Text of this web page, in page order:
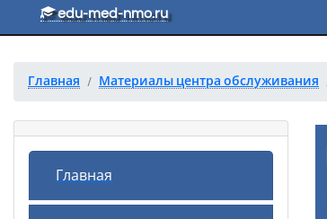
Перейти к основному тексту
edu-med-nmo.ru
Главная Материалы центра обслуживания
Главная